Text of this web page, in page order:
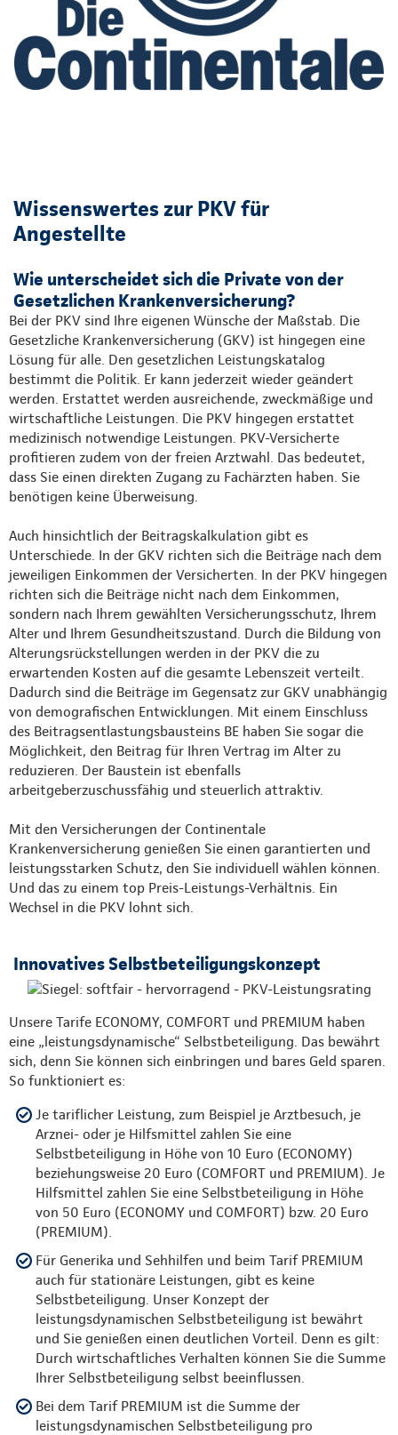
Wissenswertes zur PKV für
Angestellte
Wie unterscheidet sich die Private von der
Gesetzlichen Krankenversicherung?
Bei der PKV sind Ihre eigenen Wünsche der Maßstab. Die
Gesetzliche Krankenversicherung (GKV) ist hingegen eine
Lösung für alle. Den gesetzlichen Leistungskatalog
bestimmt die Politik. Er kann jederzeit wieder geändert
werden. Erstattet werden ausreichende, zweckmäßige und
wirtschaftliche Leistungen. Die PKV hingegen erstattet
medizinisch notwendige Leistungen. PKV-Versicherte
profitieren zudem von der freien Arztwahl. Das bedeutet,
dass Sie einen direkten Zugang zu Fachärzten haben. Sie
benötigen keine Überweisung.
Auch hinsichtlich der Beitragskalkulation gibt es
Unterschiede. In der GKV richten sich die Beiträge nach dem
jeweiligen Einkommen der Versicherten. In der PKV hingegen
richten sich die Beiträge nicht nach dem Einkommen,
sondern nach Ihrem gewählten Versicherungsschutz, Ihrem
Alter und Ihrem Gesundheitszustand. Durch die Bildung von
Alterungsrückstellungen werden in der PKV die zu
erwartenden Kosten auf die gesamte Lebenszeit verteilt.
Dadurch sind die Beiträge im Gegensatz zur GKV unabhängig
von demografischen Entwicklungen. Mit einem Einschluss
des Beitragsentlastungsbausteins BE haben Sie sogar die
Möglichkeit, den Beitrag für Ihren Vertrag im Alter zu
reduzieren. Der Baustein ist ebenfalls
arbeitgeberzuschussfähig und steuerlich attraktiv.
Mit den Versicherungen der Continentale
Krankenversicherung genießen Sie einen garantierten und
leistungsstarken Schutz, den Sie individuell wählen können.
Und das zu einem top Preis-Leistungs-Verhältnis. Ein
Wechsel in die PKV lohnt sich.
Innovatives Selbstbeteiligungskonzept
Unsere Tarife ECONOMY, COMFORT und PREMIUM haben
eine „leistungsdynamische“ Selbstbeteiligung. Das bewährt
sich, denn Sie können sich einbringen und bares Geld sparen.
So funktioniert es:
Je tariflicher Leistung, zum Beispiel je Arztbesuch, je
Arznei- oder je Hilfsmittel zahlen Sie eine
Selbstbeteiligung in Höhe von 10 Euro (ECONOMY)
beziehungsweise 20 Euro (COMFORT und PREMIUM). Je
Hilfsmittel zahlen Sie eine Selbstbeteiligung in Höhe
von 50 Euro (ECONOMY und COMFORT) bzw. 20 Euro
(PREMIUM).
Für Generika und Sehhilfen und beim Tarif PREMIUM
auch für stationäre Leistungen, gibt es keine
Selbstbeteiligung. Unser Konzept der
leistungsdynamischen Selbstbeteiligung ist bewährt
und Sie genießen einen deutlichen Vorteil. Denn es gilt:
Durch wirtschaftliches Verhalten können Sie die Summe
Ihrer Selbstbeteiligung selbst beeinflussen.
Bei dem Tarif PREMIUM ist die Summe der
leistungsdynamischen Selbstbeteiligung pro